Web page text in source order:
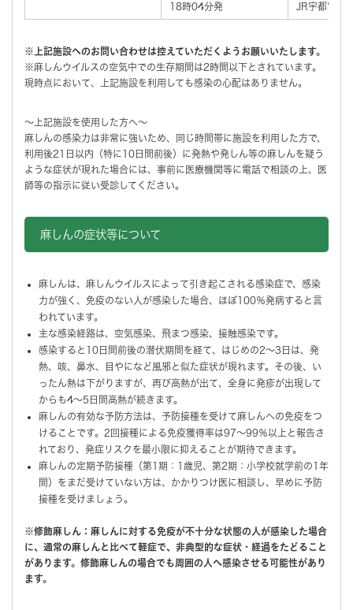
18時04分発 JR宇都宮
※上記施設へのお問い合わせは控えていただくようお願いいたします。
※麻しんウイルスの空気中での生存期間は2時間以下とされています。
現時点において、上記施設を利用しても感染の心配はありません。
～上記施設を使用した方へ～
麻しんの感染力は非常に強いため、同じ時間帯に施設を利用した方で、
利用後21日以内（特に10日間前後）に発熱や発しん等の麻しんを疑う
ような症状が現れた場合には、事前に医療機関等に電話で相談の上、医
師等の指示に従い受診してください。
麻しんの症状等について
麻しんは、麻しんウイルスによって引き起こされる感染症で、感染
力が強く、免疫のない人が感染した場合、ほぼ100％発病すると言
われています。
主な感染経路は、空気感染、飛まつ感染、接触感染です。
感染すると10日間前後の潜伏期間を経て、はじめの2～3日は、発
熱、咳、鼻水、目やになど風邪と似た症状が現れます。その後、い
ったん熱は下がりますが、再び高熱が出て、全身に発疹が出現して
からも4～5日間高熱が続きます。
麻しんの有効な予防方法は、予防接種を受けて麻しんへの免疫をつ
けることです。2回接種による免疫獲得率は97～99％以上と報告さ
れており、発症リスクを最小限に抑えることが期待できます。
麻しんの定期予防接種（第1期：1歳児、第2期：小学校就学前の1年
間）をまだ受けていない方は、かかりつけ医に相談し、早めに予防
接種を受けましょう。
※修飾麻しん：麻しんに対する免疫が不十分な状態の人が感染した場合
に、通常の麻しんと比べて軽症で、非典型的な症状・経過をたどること
があります。修飾麻しんの場合でも周囲の人へ感染させる可能性があり
ます。